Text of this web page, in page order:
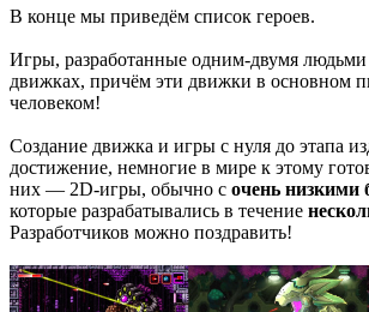
В конце мы приведём список героев.
Игры, разработанные одним-двумя
движках, причём эти движки в основном
человеком!
Создание движка и игры с нуля до этапа
достижение, немногие в мире к этому
них — 2D-игры, обычно с очень низкими
которые разрабатывались в течение
Разработчиков можно поздравить!